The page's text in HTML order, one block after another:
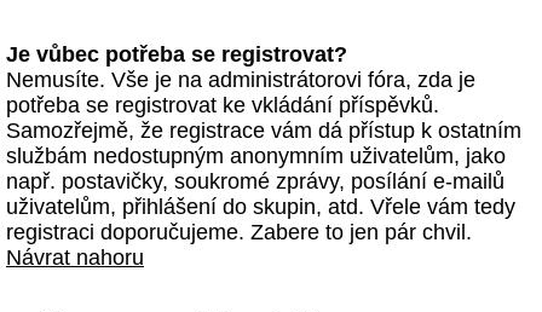
Je vůbec potřeba se registrovat?
Nemusíte. Vše je na administrátorovi fóra, zda je
potřeba se registrovat ke vkládání příspěvků.
Samozřejmě, že registrace vám dá přístup k ostatním
službám nedostupným anonymním uživatelům, jako
např. postavičky, soukromé zprávy, posílání e-mailů
uživatelům, přihlášení do skupin, atd. Vřele vám tedy
registraci doporučujeme. Zabere to jen pár chvil.
Návrat nahoru